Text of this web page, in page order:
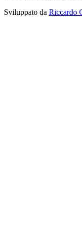
Sviluppato da Riccardo